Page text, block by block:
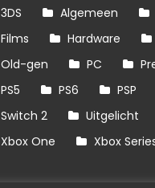
3DS Algemeen
Films
Hardware
Old-gen
PC
PS5
PS6 PSP
Switch 2
Uitgelicht
Xbox One
Xbox